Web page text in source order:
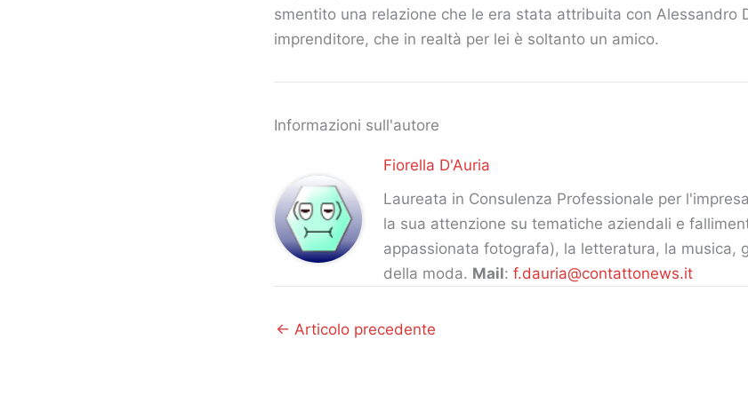
smentito una relazione che le era stata attribuita con Alessandro
imprenditore, che in realtà per lei è soltanto un amico.
Informazioni sull'autore
Fiorella D'Auria
Laureata in Consulenza Professionale per
la sua attenzione su tematiche aziendali e
appassionata fotografa), la letteratura, la musica,
della moda. Mail: f.dauria@contattonews.it
← Articolo precedente